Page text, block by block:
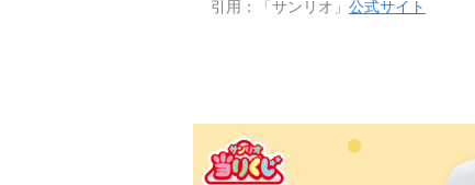
引用：「サンリオ」 公式サイト